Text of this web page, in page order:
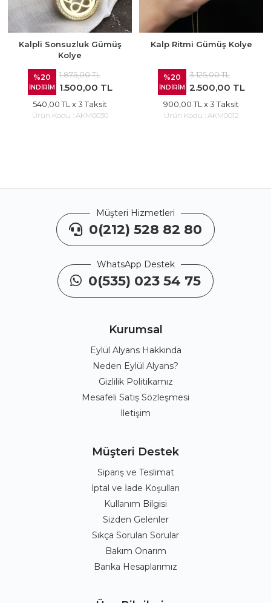
Kalpli Sonsuzluk Gümüş
Kolye
%20
İNDİRİM
1.875,00 TL
1.500,00 TL
540,00 TL x 3 Taksit
Ürün Kodu : AKM0030
Kalp Ritmi Gümüş Kolye
%20
İNDİRİM
3.125,00 TL
2.500,00 TL
900,00 TL x 3 Taksit
Ürün Kodu : AKM0012
Müşteri Hizmetleri
0(212) 528 82 80
WhatsApp Destek
0(535) 023 54 75
Kurumsal
Eylül Alyans Hakkında
Neden Eylül Alyans?
Gizlilik Politikamız
Mesafeli Satış Sözleşmesi
İletişim
Müşteri Destek
Sipariş ve Teslimat
İptal ve İade Koşulları
Kullanım Bilgisi
Sizden Gelenler
Sıkça Sorulan Sorular
Bakım Onarım
Banka Hesaplarımız